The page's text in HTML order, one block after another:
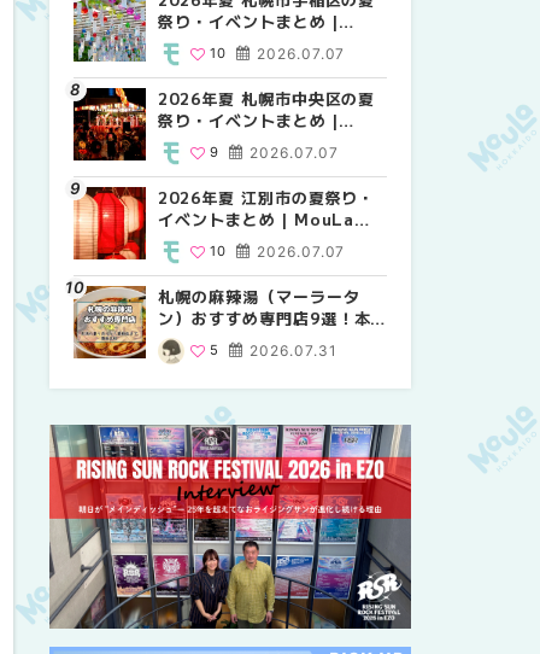
祭り・イベントまとめ |
MouLa HOKKAIDO
2026.07.07
10
2026年夏 札幌市中央区の夏
祭り・イベントまとめ |
MouLa HOKKAIDO
2026.07.07
9
2026年夏 江別市の夏祭り・
イベントまとめ | MouLa
HOKKAIDO 2026.07.07
10
札幌の麻辣湯（マーラータ
ン）おすすめ専門店9選！本
場の量り売りから最新店まで
徹底比較 | MouLa
2026.07.31
5
祭り・イベントまとめ |
9
2026年夏 札幌市南区の夏祭
り・イベントまとめ |
8
2026年夏 札幌市中央区の夏
祭り・イベントまとめ |
9
2026年夏 恵庭市・千歳市の
夏祭り・イベントまとめ |
9
ン）おすすめ専門店6選！本
徹底比較 | MouLa
HOKKAIDO
5
2026年夏 札幌市豊平区の夏
祭り・イベントまとめ |
9
【新千歳空港】新カードラウ
ンジが開業。「SUPER
ラウンジアネックス）」をご
紹介！！ | MouLa
HOKKAIDO
18
2026年夏 札幌市南区の夏祭
り・イベントまとめ |
8